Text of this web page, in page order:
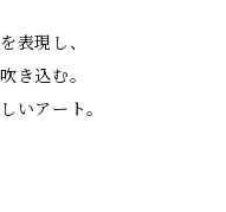
表現し、
き込む。
いアート。